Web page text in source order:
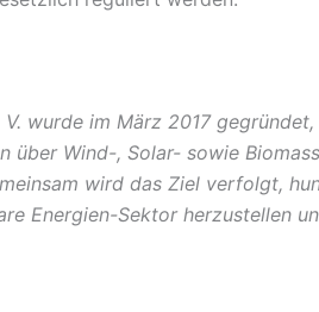
wurde im März 2017
über Wind-, Solar- sowie
wird das Ziel verfolgt,
Energien-Sektor herzustellen